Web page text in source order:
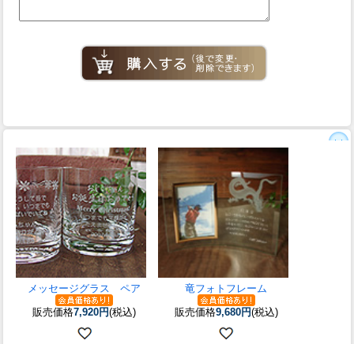
メッセージグラス ペア
販売価格7,920円(税込)
竜フォトフレーム
販売価格9,680円(税込)